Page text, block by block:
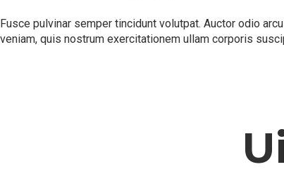
Fusce pulvinar semper tincidunt volutpat. Auctor odio
veniam, quis nostrum exercitationem ullam corporis